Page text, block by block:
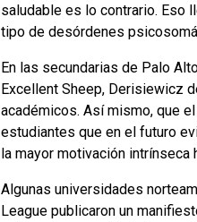
saludable es lo contrario. Eso
tipo de desórdenes
En las secundarias de Palo
Excellent Sheep, Derisiewicz
académicos. Así mismo, que
estudiantes que en el futuro
la mayor motivación intrínseca
Algunas universidades
League publicaron un